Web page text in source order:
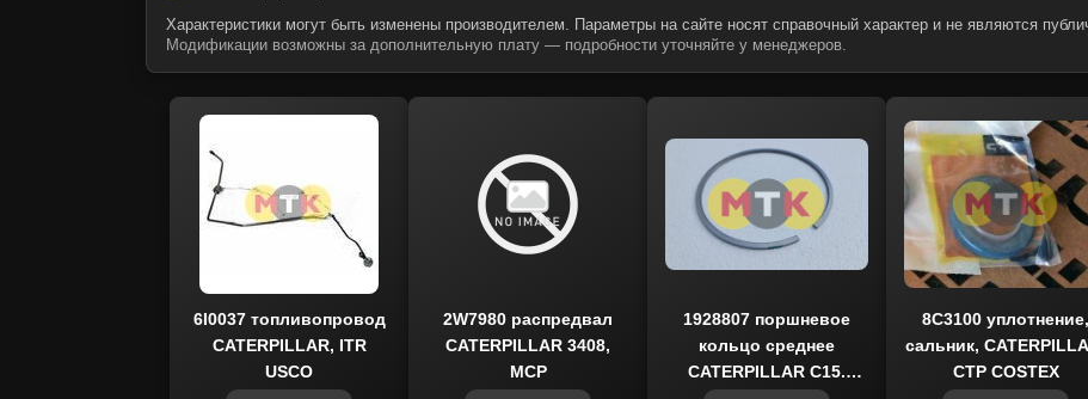
Характеристики могут быть изменены производителем. Параметры на сайте носят справочный характер и не являются
Модификации возможны за дополнительную плату — подробности уточняйте у менеджеров.
6I0037 топливопровод
CATERPILLAR, ITR
USCO
2W7980 распредвал
CATERPILLAR 3408,
MCP
1928807 поршневое
кольцо среднее
CATERPILLAR C15,
8C3100 уплотнение,
cальник,
CTP COSTEX